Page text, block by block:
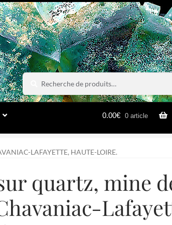
Recherche
pour :
Recherche
0.00€ 0 article
LAFAYETTE, HAUTE-LOIRE.
quartz, mine